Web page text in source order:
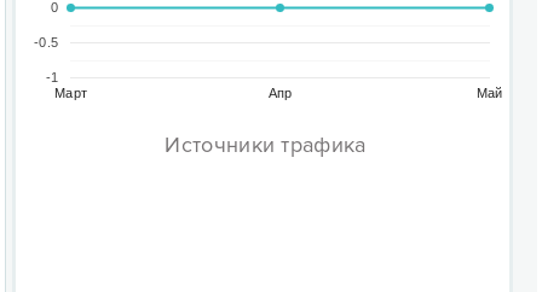
Март Апр Май
-1
-0.5
0
Источники трафика